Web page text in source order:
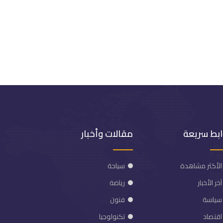
سريعة
الأكثر مشاهدة
آخر الأخبار
سياسة
اقتصاد
مقالات وأخبار
سياحة
رياضة
فنون
تكنولوجيا